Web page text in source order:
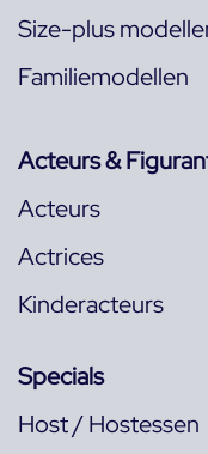
Size-plus
Familiemodellen
Acteurs &
Acteurs
Actrices
Kinderacteurs
Specials
Host / Hostessen